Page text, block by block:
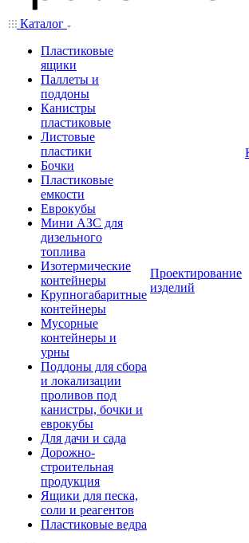
Каталог
Пластиковые
ящики
Паллеты и
поддоны
Канистры
пластиковые
Листовые
пластики
Бочки
Пластиковые
емкости
Еврокубы
Мини АЗС для
дизельного
топлива
Изотермические
контейнеры
Крупногабаритные
контейнеры
Мусорные
контейнеры и
урны
Поддоны для сбора
и локализации
проливов под
канистры, бочки и
еврокубы
Для дачи и сада
Дорожно-
строительная
продукция
Ящики для песка,
соли и реагентов
Пластиковые ведра
Проектирование
изделий